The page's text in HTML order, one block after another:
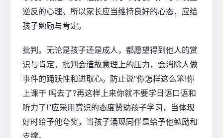
逆反的心理。所以家长应当维持良好的心态，应给
孩子勉励与肯定。
批判。无论是孩子还是成人，都愿望得到他人的赏
识与肯定，批判会造故意理上的压力，会消除人做
事件的踊跃性和进取心。防止说“你怎样这么笨!你
上课干 吗去了?再这样上来你就不要学日语口语和
听力了!”应采用赏识的态度赞助孩子学习，当体现
好时给予他夸奖，当孩子涌现同伴是给予他勉励和